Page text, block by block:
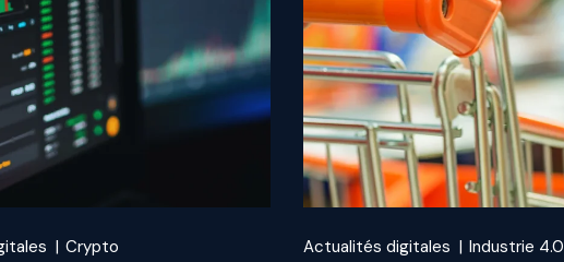
Crypto Actualités digitales
Industrie 4.0